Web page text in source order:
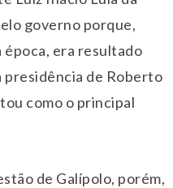
governo porque,
época, era resultado
presidência de Roberto
como o principal
de Galípolo, porém,